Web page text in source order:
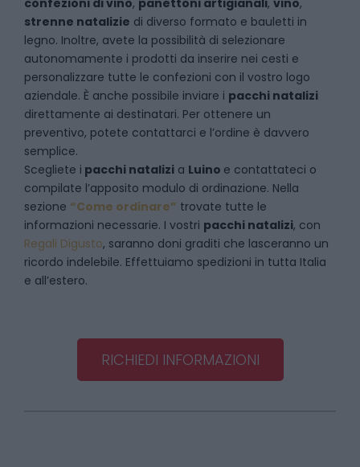
confezioni di vino, panettoni artigianali, vino,
strenne natalizie di diverso formato e bauletti in
legno. Inoltre, avete la possibilità di selezionare
autonomamente i prodotti da inserire nei cesti e
personalizzare tutte le confezioni con il vostro logo
aziendale. È anche possibile inviare i pacchi natalizi
direttamente ai destinatari. Per ottenere un
preventivo, potete contattarci e l’ordine è davvero
semplice.
Scegliete i pacchi natalizi a Luino e contattateci o
compilate l’apposito modulo di ordinazione. Nella
sezione “Come ordinare” trovate tutte le
informazioni necessarie. I vostri pacchi natalizi, con
Regali Digusto, saranno doni graditi che lasceranno un
ricordo indelebile. Effettuiamo spedizioni in tutta Italia
e all’estero.
RICHIEDI INFORMAZIONI